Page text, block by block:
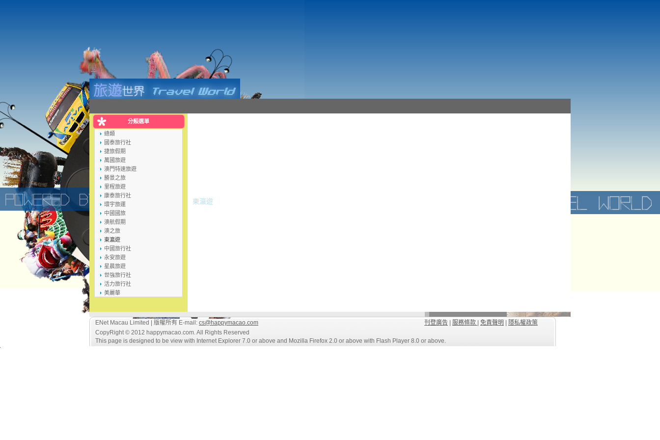
分類選單
總類
國泰旅行社
捷旅假期
萬國旅遊
澳門特速旅遊
勝景之旅
里程旅遊
康泰旅行社
環宇旅運
中國國旅
澳航假期
澳之旅
東瀛遊
中國旅行社
永安旅遊
星晨旅遊
世強旅行社
活力旅行社
美麗華
東瀛遊
ENet Macau Limited | 版權所有 E-mail: cs@happymacao.com 刊登廣告 服務條款 免責聲明
隱私權政策
CopyRight © 2012 happymacao.com. All Rights Reserved
This page is designed to be view with Internet Explorer 7.0 or above and Mozilla Firefox 2.0 or above with Flash Player 8.0 or above.